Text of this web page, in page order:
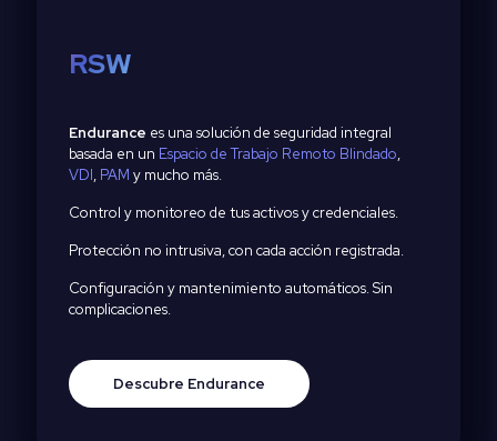
RSW
Endurance es una solución de seguridad integral
basada en un Espacio de Trabajo Remoto Blindado,
VDI, PAM y mucho más.
Control y monitoreo de tus activos y credenciales.
Protección no intrusiva, con cada acción registrada.
Configuración y mantenimiento automáticos. Sin
complicaciones.
Descubre Endurance